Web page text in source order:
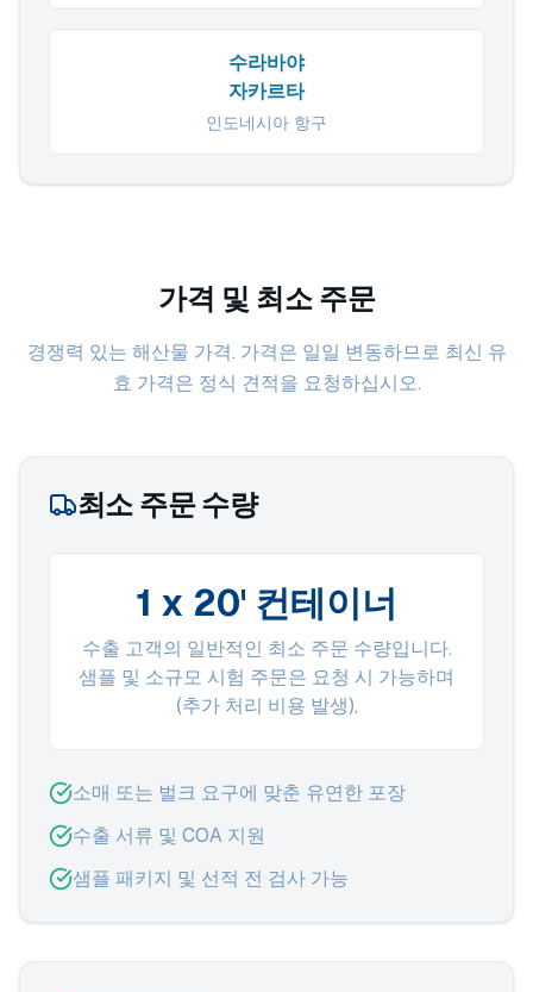
수라바야
자카르타
인도네시아 항구
가격 및 최소 주문
경쟁력 있는 해산물 가격. 가격은 일일 변동하므로 최신 유
효 가격은 정식 견적을 요청하십시오.
최소 주문 수량
1 x 20' 컨테이너
수출 고객의 일반적인 최소 주문 수량입니다.
샘플 및 소규모 시험 주문은 요청 시 가능하며
(추가 처리 비용 발생),
소매 또는 벌크 요구에 맞춘 유연한 포장
수출 서류 및 COA 지원
샘플 패키지 및 선적 전 검사 가능